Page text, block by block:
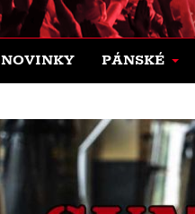
NOVINKY PÁNSKÉ